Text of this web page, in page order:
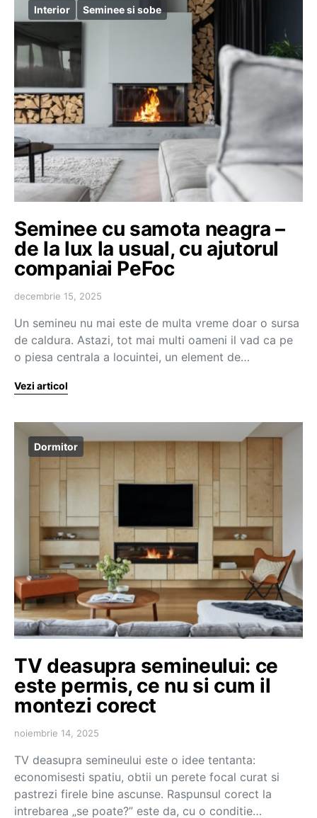
Interior Seminee si sobe
Seminee cu samota neagra –
de la lux la usual, cu ajutorul
companiai PeFoc
decembrie 15, 2025
Un semineu nu mai este de multa vreme doar o sursa
de caldura. Astazi, tot mai multi oameni il vad ca pe
o piesa centrala a locuintei, un element de…
Vezi articol
Dormitor
TV deasupra semineului: ce
este permis, ce nu si cum il
montezi corect
noiembrie 14, 2025
TV deasupra semineului este o idee tentanta:
economisesti spatiu, obtii un perete focal curat si
pastrezi firele bine ascunse. Raspunsul corect la
intrebarea „se poate?” este da, cu o conditie…